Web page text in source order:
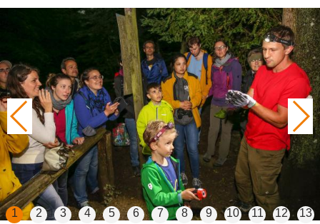
1 2 3 4 5 6 7 8 9 10 11 12
13